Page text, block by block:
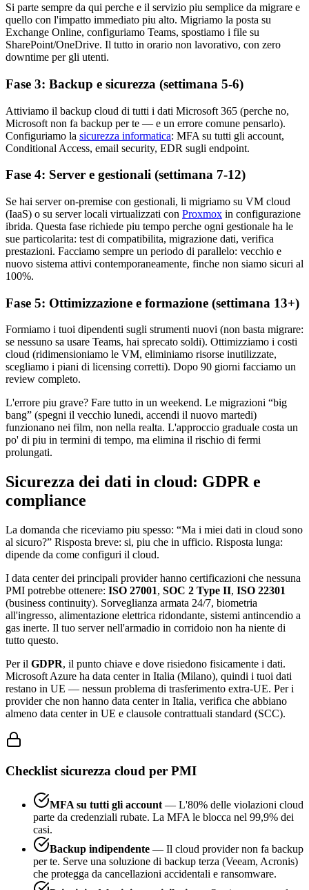
Si parte sempre da qui perche e il servizio piu semplice da migrare e
quello con l'impatto immediato piu alto. Migriamo la posta su
Exchange Online, configuriamo Teams, spostiamo i file su
SharePoint/OneDrive. Il tutto in orario non lavorativo, con zero
downtime per gli utenti.
Fase 3: Backup e sicurezza (settimana 5-6)
Attiviamo il backup cloud di tutti i dati Microsoft 365 (perche no,
Microsoft non fa backup per te — e un errore comune pensarlo).
Configuriamo la sicurezza informatica: MFA su tutti gli account,
Conditional Access, email security, EDR sugli endpoint.
Fase 4: Server e gestionali (settimana 7-12)
Se hai server on-premise con gestionali, li migriamo su VM cloud
(IaaS) o su server locali virtualizzati con Proxmox in configurazione
ibrida. Questa fase richiede piu tempo perche ogni gestionale ha le
sue particolarita: test di compatibilita, migrazione dati, verifica
prestazioni. Facciamo sempre un periodo di parallelo: vecchio e
nuovo sistema attivi contemporaneamente, finche non siamo sicuri al
100%.
Fase 5: Ottimizzazione e formazione (settimana 13+)
Formiamo i tuoi dipendenti sugli strumenti nuovi (non basta migrare:
se nessuno sa usare Teams, hai sprecato soldi). Ottimizziamo i costi
cloud (ridimensioniamo le VM, eliminiamo risorse inutilizzate,
scegliamo i piani di licensing corretti). Dopo 90 giorni facciamo un
review completo.
L'errore piu grave? Fare tutto in un weekend. Le migrazioni “big
bang” (spegni il vecchio lunedi, accendi il nuovo martedi)
funzionano nei film, non nella realta. L'approccio graduale costa un
po' di piu in termini di tempo, ma elimina il rischio di fermi
prolungati.
Sicurezza dei dati in cloud: GDPR e
compliance
La domanda che riceviamo piu spesso: “Ma i miei dati in cloud sono
al sicuro?” Risposta breve: si, piu che in ufficio. Risposta lunga:
dipende da come configuri il cloud.
I data center dei principali provider hanno certificazioni che nessuna
PMI potrebbe ottenere: ISO 27001, SOC 2 Type II, ISO 22301
(business continuity). Sorveglianza armata 24/7, biometria
all'ingresso, alimentazione elettrica ridondante, sistemi antincendio a
gas inerte. Il tuo server nell'armadio in corridoio non ha niente di
tutto questo.
Per il GDPR, il punto chiave e dove risiedono fisicamente i dati.
Microsoft Azure ha data center in Italia (Milano), quindi i tuoi dati
restano in UE — nessun problema di trasferimento extra-UE. Per i
provider che non hanno data center in Italia, verifica che abbiano
almeno data center in UE e clausole contrattuali standard (SCC).
Checklist sicurezza cloud per PMI
MFA su tutti gli account — L'80% delle violazioni cloud
parte da credenziali rubate. La MFA le blocca nel 99,9% dei
casi.
Backup indipendente — Il cloud provider non fa backup
per te. Serve una soluzione di backup terza (Veeam, Acronis)
che protegga da cancellazioni accidentali e ransomware.